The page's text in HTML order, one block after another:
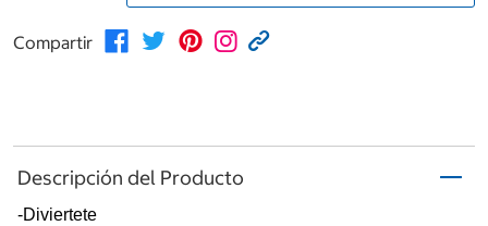
Compartir
Descripción del Producto
-Diviertete